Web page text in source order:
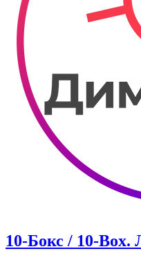
10-Бокс / 10-Box.